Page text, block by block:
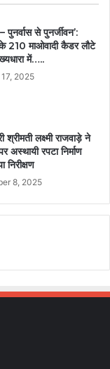
पुनर्वास से पुनर्जीवन’:
210 माओवादी कैडर लौटे
में…..
2025
श्रीमती लक्ष्मी राजवाड़े ने
अस्थायी रपटा निर्माण
निरीक्षण
8, 2025